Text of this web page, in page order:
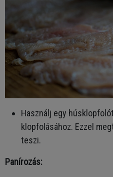
Használj egy
klopfolásához. Ezzel
teszi.
Panírozás: